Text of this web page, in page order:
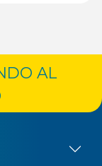
AL